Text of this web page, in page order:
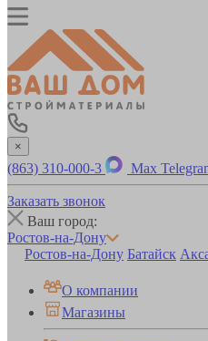
×
(863) 310-000-3 Max
Заказать звонок
Ваш город:
Ростов-на-Дону
Ростов-на-Дону Батайск
О компании
Магазины